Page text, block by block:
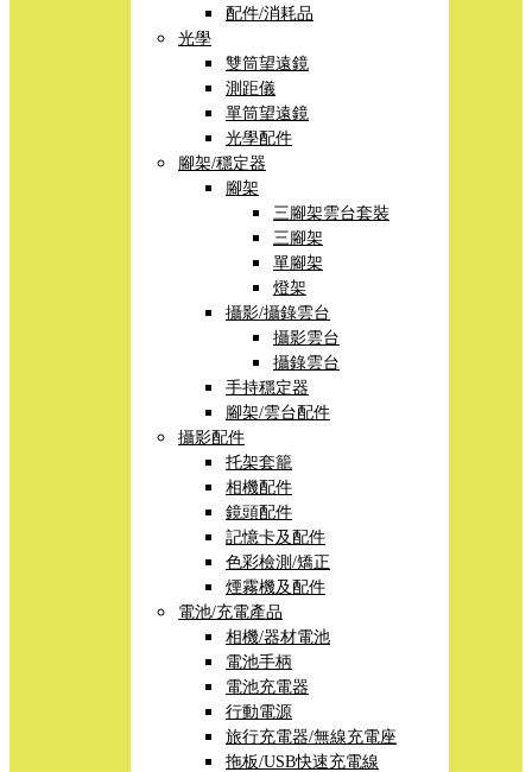
配件/消耗品
光學
雙筒望遠鏡
測距儀
單筒望遠鏡
光學配件
腳架/穩定器
腳架
三腳架雲台套裝
三腳架
單腳架
燈架
攝影/攝錄雲台
攝影雲台
攝錄雲台
手持穩定器
腳架/雲台配件
攝影配件
托架套籠
相機配件
鏡頭配件
記憶卡及配件
色彩檢測/矯正
煙霧機及配件
電池/充電產品
相機/器材電池
電池手柄
電池充電器
行動電源
旅行充電器/無線充電座
拖板/USB快速充電線